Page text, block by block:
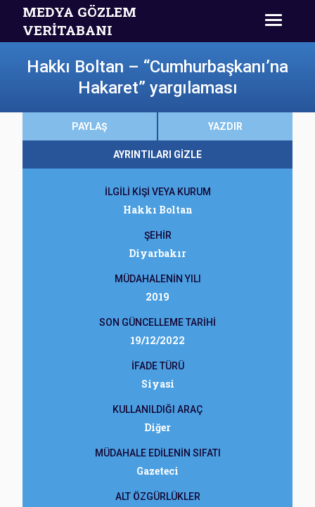
MEDYA GÖZLEM
VERİTABANI
Hakkı Boltan – “Cumhurbaşkanı’na
Hakaret” yargılaması
PAYLAŞ YAZDIR
AYRINTILARI GİZLE
İLGİLİ KİŞİ VEYA KURUM
Hakkı Boltan
ŞEHİR
Diyarbakır
MÜDAHALENİN YILI
2019
SON GÜNCELLEME TARİHİ
19/12/2022
İFADE TÜRÜ
Siyasi
KULLANILDIĞI ARAÇ
Diğer
MÜDAHALE EDİLENİN SIFATI
Gazeteci
ALT ÖZGÜRLÜKLER